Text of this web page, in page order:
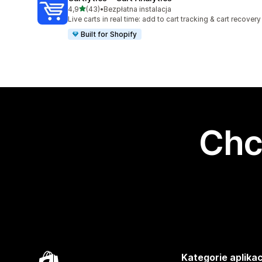
4,9na 5 gwiazdek
(43)
Łączna liczba recenzji: 43
•Bezpłatna instalacja
Live carts in real time: add to cart tracking & cart recovery
Built for Shopify
Kategorie